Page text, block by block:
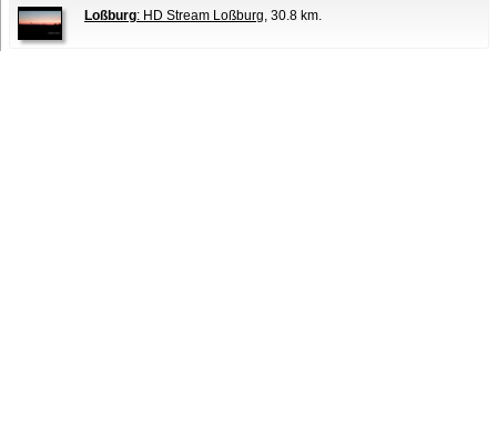
Loßburg: HD Stream Loßburg, 30.8 km.